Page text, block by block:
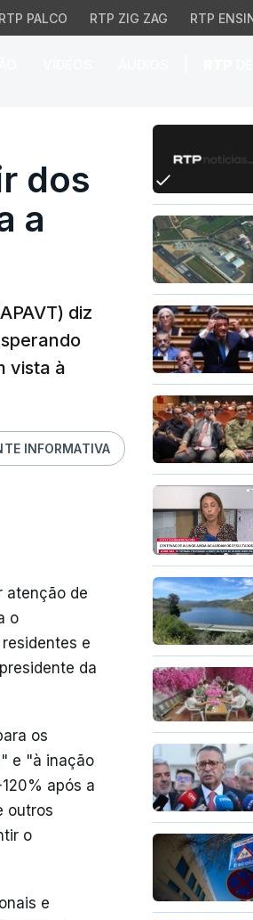
RTP PALCO RTP ZIG ZAG RTP
Açores
dos
a
diz
vista à
INFORMATIVA
atenção de
o
e
da
os
e "à inação
após a
outros
o
e